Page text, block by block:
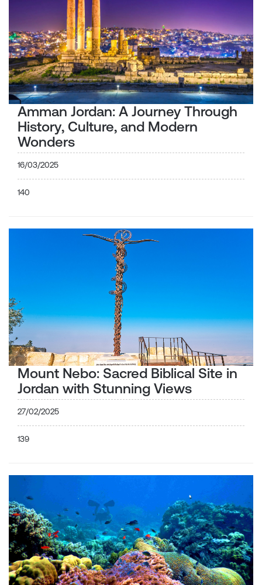
Amman Jordan: A Journey Through
History, Culture, and Modern
Wonders
16/03/2025
140
Mount Nebo: Sacred Biblical Site in
Jordan with Stunning Views
27/02/2025
139